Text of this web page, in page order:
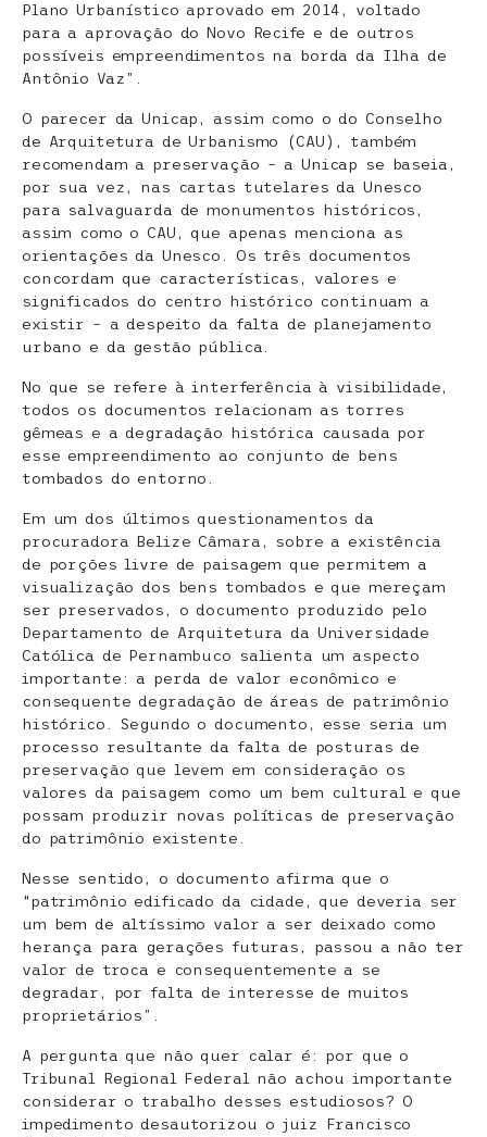
Plano Urbanístico aprovado em 2014, voltado
para a aprovação do Novo Recife e de outros
possíveis empreendimentos na borda da Ilha de
Antônio Vaz”.
O parecer da Unicap, assim como o do Conselho
de Arquitetura de Urbanismo (CAU), também
recomendam a preservação – a Unicap se baseia,
por sua vez, nas cartas tutelares da Unesco
para salvaguarda de monumentos históricos,
assim como o CAU, que apenas menciona as
orientações da Unesco. Os três documentos
concordam que características, valores e
significados do centro histórico continuam a
existir – a despeito da falta de planejamento
urbano e da gestão pública.
No que se refere à interferência à visibilidade,
todos os documentos relacionam as torres
gêmeas e a degradação histórica causada por
esse empreendimento ao conjunto de bens
tombados do entorno.
Em um dos últimos questionamentos da
procuradora Belize Câmara, sobre a existência
de porções livre de paisagem que permitem a
visualização dos bens tombados e que mereçam
ser preservados, o documento produzido pelo
Departamento de Arquitetura da Universidade
Católica de Pernambuco salienta um aspecto
importante: a perda de valor econômico e
consequente degradação de áreas de patrimônio
histórico. Segundo o documento, esse seria um
processo resultante da falta de posturas de
preservação que levem em consideração os
valores da paisagem como um bem cultural e que
possam produzir novas políticas de preservação
do patrimônio existente.
Nesse sentido, o documento afirma que o
“patrimônio edificado da cidade, que deveria ser
um bem de altíssimo valor a ser deixado como
herança para gerações futuras, passou a não ter
valor de troca e consequentemente a se
degradar, por falta de interesse de muitos
proprietários”.
A pergunta que não quer calar é: por que o
Tribunal Regional Federal não achou importante
considerar o trabalho desses estudiosos? O
impedimento desautorizou o juiz Francisco